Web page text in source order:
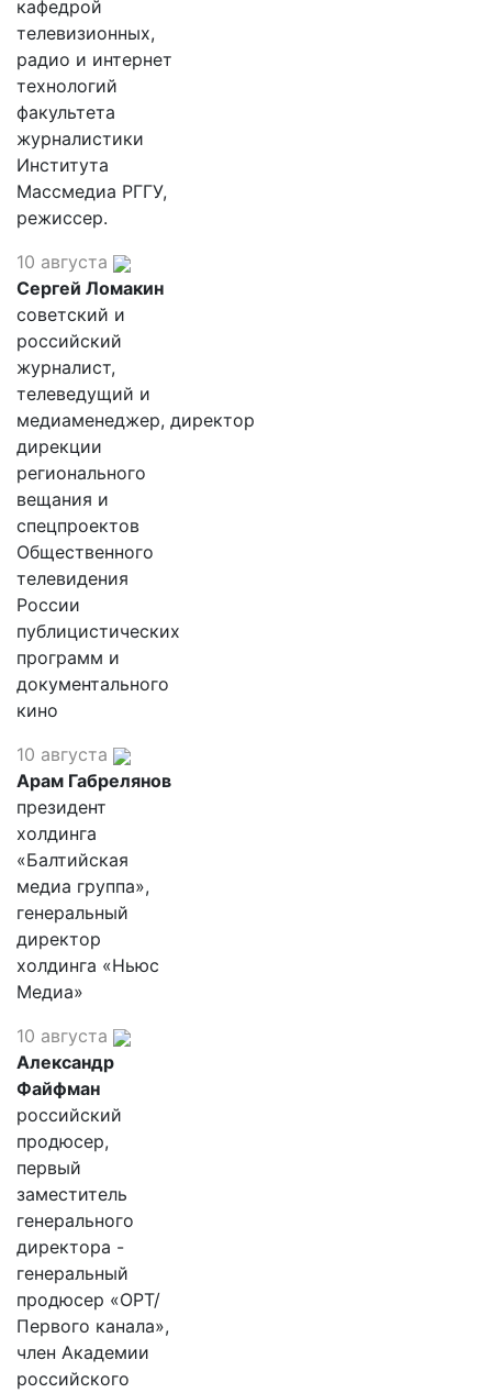
кафедрой
телевизионных,
радио и интернет
технологий
факультета
журналистики
Института
Массмедиа РГГУ,
режиссер.
10 августа
Сергей Ломакин
советский и
российский
журналист,
телеведущий и
медиаменеджер, директор
дирекции
регионального
вещания и
спецпроектов
Общественного
телевидения
России
публицистических
программ и
документального
кино
10 августа
Арам Габрелянов
президент
холдинга
«Балтийская
медиа группа»,
генеральный
директор
холдинга «Ньюс
Медиа»
10 августа
Александр
Файфман
российский
продюсер,
первый
заместитель
генерального
директора -
генеральный
продюсер «ОРТ/
Первого канала»,
член Академии
российского